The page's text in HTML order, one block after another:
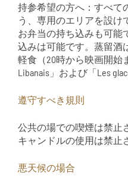
持参希望の方へ：すべて
う、専用のエリアを設け
お弁当の持ち込みも可能
込みは可能です。蒸留酒
軽食（20時から映画開始
Libanais」および「Les
遵守すべき規則
公共の場での喫煙は禁止
キャンドルの使用は禁止
悪天候の場合